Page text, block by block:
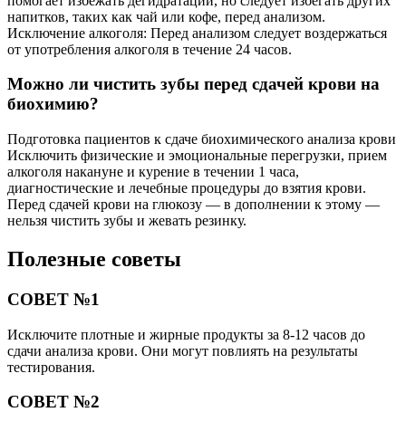
напитков, таких как чай или кофе, перед анализом.
Исключение алкоголя: Перед анализом следует воздержаться
от употребления алкоголя в течение 24 часов.
Можно ли чистить зубы перед сдачей крови на
биохимию?
Подготовка пациентов к сдаче биохимического анализа крови
Исключить физические и эмоциональные перегрузки, прием
алкоголя накануне и курение в течении 1 часа,
диагностические и лечебные процедуры до взятия крови.
Перед сдачей крови на глюкозу — в дополнении к этому —
нельзя чистить зубы и жевать резинку.
Полезные советы
СОВЕТ №1
Исключите плотные и жирные продукты за 8-12 часов до
сдачи анализа крови. Они могут повлиять на результаты
тестирования.
СОВЕТ №2